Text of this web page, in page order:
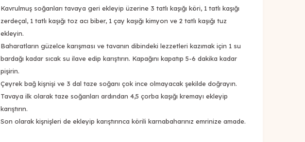
Kavrulmuş soğanları tavaya geri ekleyip üzerine 3 tatlı kaşığı köri, 1 tatlı kaşığı
zerdeçal, 1 tatlı kaşığı toz acı biber, 1 çay kaşığı kimyon ve 2 tatlı kaşığı tuz
ekleyin.
Baharatların güzelce karışması ve tavanın dibindeki lezzetleri kazımak için 1 su
bardağı kadar sıcak su ilave edip karıştırın. Kapağını kapatıp 5-6 dakika kadar
pişirin.
Çeyrek bağ kişnişi ve 3 dal taze soğanı çok ince olmayacak şekilde doğrayın.
Tavaya ilk olarak taze soğanları ardından 4,5 çorba kaşığı kremayı ekleyip
karıştırın.
Son olarak kişnişleri de ekleyip karıştırınca körili karnabaharınız emrinize amade.